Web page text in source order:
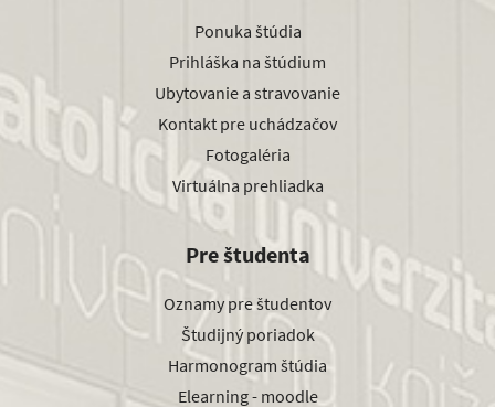
Ponuka štúdia
Prihláška na štúdium
Ubytovanie a stravovanie
Kontakt pre uchádzačov
Fotogaléria
Virtuálna prehliadka
Pre študenta
Oznamy pre študentov
Študijný poriadok
Harmonogram štúdia
Elearning - moodle